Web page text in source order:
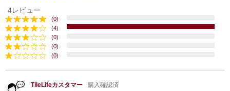
4レビュー
(0)
(4)
(0)
(0)
(0)
TileLifeカスタマー 購入確認済